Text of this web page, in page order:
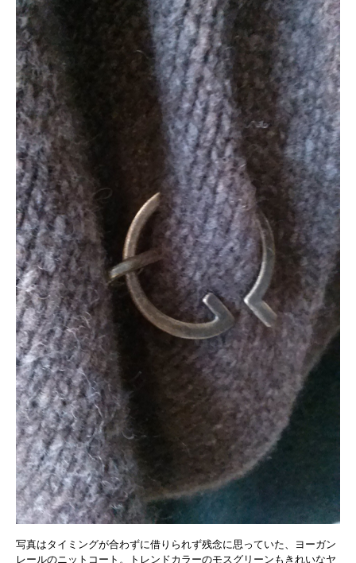
写真はタイミングが合わずに借りられず残念に思っていた、ヨーガン
レールのニットコート。トレンドカラーのモスグリーンもきれいなヤ